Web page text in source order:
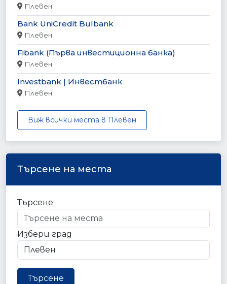
Плевен
Bank UniCredit Bulbank
Плевен
Fibank (Първа инвестиционна банка)
Плевен
Investbank | Инвестбанк
Плевен
Виж всички места в Плевен
Търсене на места
Търсене
Избери град
Търсене